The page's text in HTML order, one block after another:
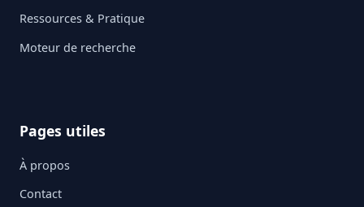
Ressources & Pratique
Moteur de recherche
Pages utiles
À propos
Contact